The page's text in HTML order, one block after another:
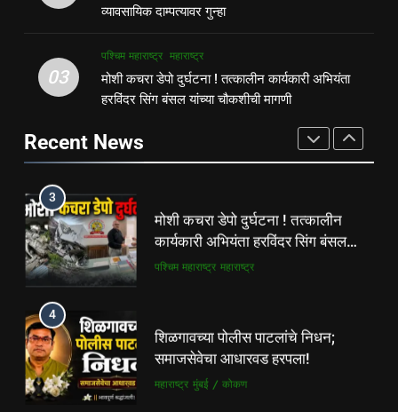
दाम्पत्यावर गुन्हा
महाराष्ट्र मुंबई / कोकण
3
मोशी कचरा डेपो दुर्घटना ! तत्कालीन
4
शिळगावच्या पोलीस पाटलांचे निधन;
समाजसेवेचा आधारवड हरपला!
5
ठाणे-पालघर जिल्हा बँक कर्मचाऱ्यांना
दिवाळी गिफ्ट; २०% बोनसला संचालक
मंडळाची मंजुरी
व्यावसायिक दाम्पत्यावर गुन्हा
03
पश्चिम महाराष्ट्र महाराष्ट्र
मोशी कचरा डेपो दुर्घटना ! तत्कालीन कार्यकारी अभियंता
हरविंदर सिंग बंसल यांच्या चौकशीची मागणी
Recent News
बिडी कामगार परिसरावर डोळा
2
फ्लॅट विक्रीतील २.६४ कोटींच्या
अपहाराचा आरोप; बांधकाम व्यावसायिक
3
मोशी कचरा डेपो दुर्घटना ! तत्कालीन
कार्यकारी अभियंता हरविंदर सिंग बंसल
यांच्या चौकशीची मागणी
पश्चिम महाराष्ट्र महाराष्ट्र
4
शिळगावच्या पोलीस पाटलांचे निधन;
समाजसेवेचा आधारवड हरपला!
महाराष्ट्र मुंबई / कोकण